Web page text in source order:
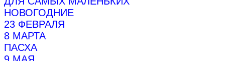
НОВОГОДНИЕ
23 ФЕВРАЛЯ
8 МАРТА
ПАСХА